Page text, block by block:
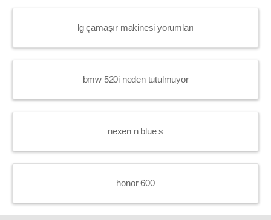
lg çamaşır makinesi yorumları
bmw 520i neden tutulmuyor
nexen n blue s
honor 600